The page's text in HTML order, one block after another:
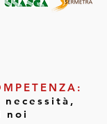
necessità,
noi